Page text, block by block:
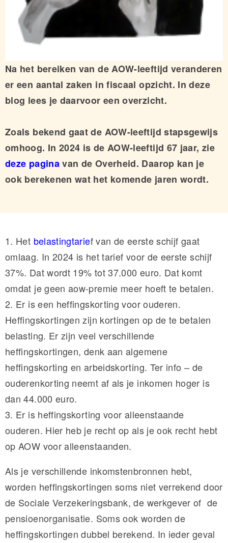
Na het bereiken van de AOW-leeftijd veranderen
er een aantal zaken in fiscaal opzicht. In deze
blog lees je daarvoor een overzicht.
Zoals bekend gaat de AOW-leeftijd stapsgewijs
omhoog. In 2024 is de AOW-leeftijd 67 jaar, zie
deze paginavan de Overheid. Daarop kan je
ook berekenen wat het komende jaren wordt.
1. Het belastingtarief van de eerste schijf gaat
omlaag. In 2024 is het tarief voor de eerste schijf
37%. Dat wordt 19% tot 37.000 euro. Dat komt
omdat je geen aow-premie meer hoeft te betalen.
2. Er is een heffingskorting voor ouderen.
Heffingskortingen zijn kortingen op de te betalen
belasting. Er zijn veel verschillende
heffingskortingen, denk aan algemene
heffingskorting en arbeidskorting. Ter info – de
ouderenkorting neemt af als je inkomen hoger is
dan 44.000 euro.
3. Er is heffingskorting voor alleenstaande
ouderen. Hier heb je recht op als je ook recht hebt
op AOW voor alleenstaanden.
Als je verschillende inkomstenbronnen hebt,
worden heffingskortingen soms niet verrekend door
de Sociale Verzekeringsbank, de werkgever of de
pensioenorganisatie. Soms ook worden de
heffingskortingen dubbel berekend. In ieder geval